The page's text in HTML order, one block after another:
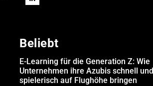
Beliebt
E-Learning für die Generation Z: Wie
Unternehmen ihre Azubis schnell und
spielerisch auf Flughöhe bringen